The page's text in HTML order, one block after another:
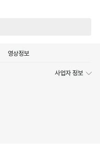
영상정보
사업자 정보